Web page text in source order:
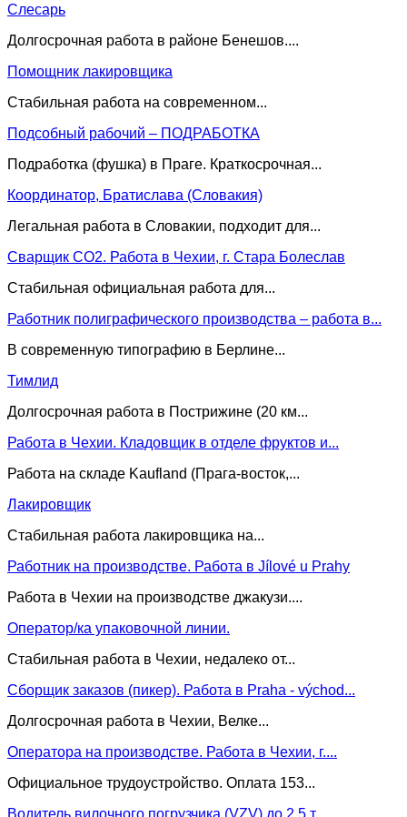
Слесарь
Долгосрочная работа в районе Бенешов....
Помощник лакировщика
Стабильная работа на современном...
Подсобный рабочий – ПОДРАБОТКА
Подработка (фушка) в Праге. Краткосрочная...
Координатор, Братислава (Словакия)
Легальная работа в Словакии, подходит для...
Сварщик CO2. Работа в Чехии, г. Стара Болеслав
Стабильная официальная работа для...
Работник полиграфического производства – работа в...
В современную типографию в Берлине...
Тимлид
Долгосрочная работа в Пострижине (20 км...
Работа в Чехии. Кладовщик в отделе фруктов и...
Работа на складе Kaufland (Прага-восток,...
Лакировщик
Стабильная работа лакировщика на...
Работник на производстве. Работа в Jílové u Prahy
Работа в Чехии на производстве джакузи....
Оператор/ка упаковочной линии.
Стабильная работа в Чехии, недалеко от...
Сборщик заказов (пикер). Работа в Praha - východ...
Долгосрочная работа в Чехии, Велке...
Оператора на производстве. Работа в Чехии, г....
Официальное трудоустройство. Оплата 153...
Водитель вилочного погрузчика (VZV) до 2,5 т